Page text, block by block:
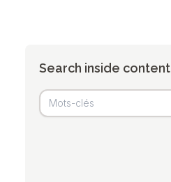
Search inside content